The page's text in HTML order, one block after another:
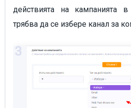
действията на кампанията
трябва да се избере канал за